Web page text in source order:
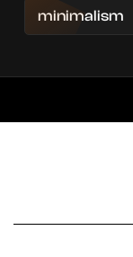
minimalism